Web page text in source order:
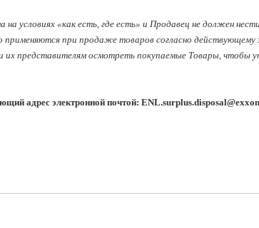
на условиях «как есть, где есть» и Продавец не должен
применяются при продаже товаров согласно
представителям осмотреть покупаемые Товары, чтобы
адрес электронной почтой: